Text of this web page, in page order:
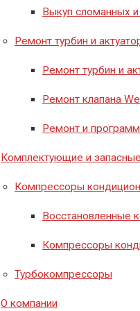
Выкуп сломанных
Ремонт турбин и
Ремонт турбин и
Ремонт клапана
Ремонт и
Комплектующие и
Компрессоры
Восстановленные
Компрессоры
Турбокомпрессоры
О компании